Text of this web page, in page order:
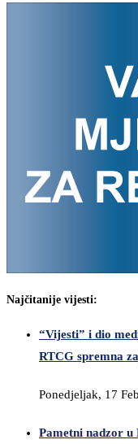
Najčitanije vijesti:
“Vijesti” i dio
RTCG spremna
Ponedjeljak, 17
Pametni nadzor u